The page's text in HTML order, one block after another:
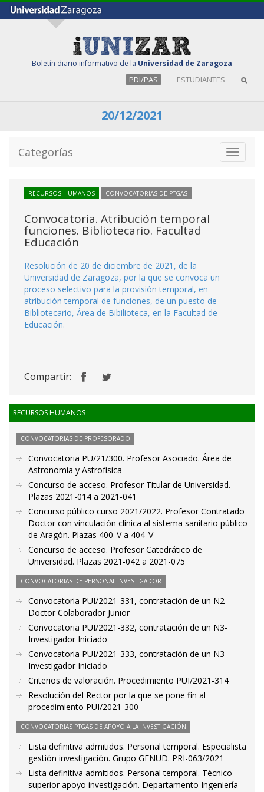
Boletín diario informativo de la Universidad de Zaragoza
PDI/PAS ESTUDIANTES
20/12/2021
Toggle
Categorías
RECURSOS HUMANOS CONVOCATORIAS DE PTGAS
Convocatoria. Atribución temporal
funciones. Bibliotecario. Facultad
Educación
Resolución de 20 de diciembre de 2021, de la
Universidad de Zaragoza, por la que se convoca un
proceso selectivo para la provisión temporal, en
atribución temporal de funciones, de un puesto de
Bibliotecario, Área de Bibilioteca, en la Facultad de
Educación.
Compartir:
RECURSOS HUMANOS
CONVOCATORIAS DE PROFESORADO
Convocatoria PU/21/300. Profesor Asociado. Área de
Astronomía y Astrofísica
Concurso de acceso. Profesor Titular de Universidad.
Plazas 2021-014 a 2021-041
Concurso público curso 2021/2022. Profesor Contratado
Doctor con vinculación clínica al sistema sanitario público
de Aragón. Plazas 400_V a 404_V
Concurso de acceso. Profesor Catedrático de
Universidad. Plazas 2021-042 a 2021-075
CONVOCATORIAS DE PERSONAL INVESTIGADOR
Convocatoria PUI/2021-331, contratación de un N2-
Doctor Colaborador Junior
Convocatoria PUI/2021-332, contratación de un N3-
Investigador Iniciado
Convocatoria PUI/2021-333, contratación de un N3-
Investigador Iniciado
Criterios de valoración. Procedimiento PUI/2021-314
Resolución del Rector por la que se pone fin al
procedimiento PUI/2021-300
CONVOCATORIAS PTGAS DE APOYO A LA INVESTIGACIÓN
Lista definitiva admitidos. Personal temporal. Especialista
gestión investigación. Grupo GENUD. PRI-063/2021
Lista definitiva admitidos. Personal temporal. Técnico
superior apoyo investigación. Departamento Ingeniería